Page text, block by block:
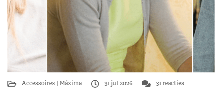
Accessoires Máxima 31 jul 2026 31 reacties